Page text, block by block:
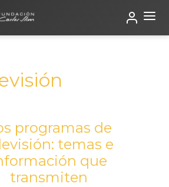
programas de
temas e
que
transmiten